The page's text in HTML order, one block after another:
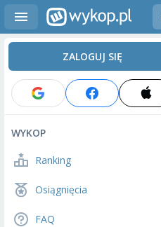
ZALOGUJ SIĘ
WYKOP
Ranking
Osiągnięcia
FAQ